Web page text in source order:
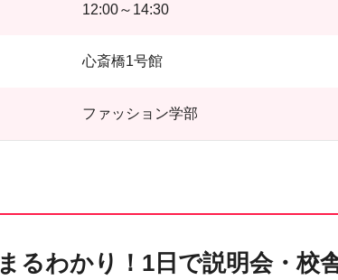
12:00～14:30
心斎橋1号館
ファッション学部
るわかり！1日で説明会・校